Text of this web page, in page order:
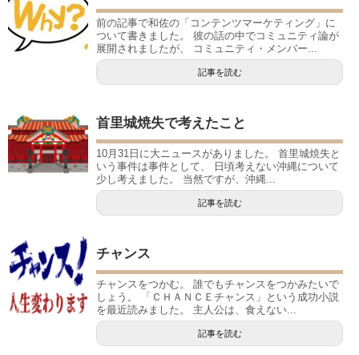
前の記事で和佐の「コンテンツマーケティング」に
ついて書きました。 彼の話の中でコミュニティ論が
展開されましたが、 コミュニティ・メンバー...
記事を読む
首里城焼失で考えたこと
10月31日に大ニュースがありました。 首里城焼失と
いう事件は事件として、 日頃考えない沖縄について
少し考えました。 当然ですが、沖縄...
記事を読む
チャンス
チャンスをつかむ。 誰でもチャンスをつかみたいで
しょう。 「ＣＨＡＮＣＥチャンス」という成功小説
を最近読みました。 主人公は、食えない...
記事を読む